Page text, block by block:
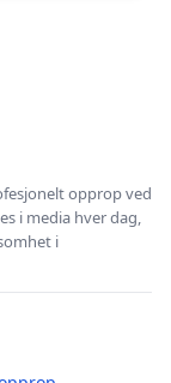
opprop ved
i media hver dag,
i